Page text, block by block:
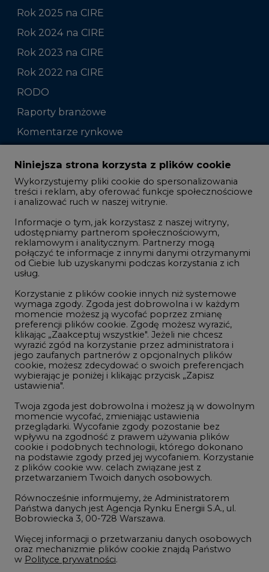
Rok 2025 na CIRE
Rok 2024 na CIRE
Rok 2023 na CIRE
Rok 2022 na CIRE
RODO
Raporty branżowe
Komentarze rynkowe
Zmiany kadrowe na rynku
Studio CIRE
Rozmowy o energetyce
Gospodarka
Geopolityka
LTE450
Innowacje i AI
Telekomunikacja i IT
Handel emisjami CO2
Wodór
Górnictwo
Atom
Fotowoltaika
Offshore wind
Zielone samorządy
Zielona gospodarka
Niniejsza strona korzysta z plików cookie
Wykorzystujemy pliki cookie do spersonalizowania
treści i reklam, aby oferować funkcje społecznościowe
i analizować ruch w naszej witrynie.
Informacje o tym, jak korzystasz z naszej witryny,
udostępniamy partnerom społecznościowym,
reklamowym i analitycznym. Partnerzy mogą
połączyć te informacje z innymi danymi otrzymanymi
od Ciebie lub uzyskanymi podczas korzystania z ich
usług.
Korzystanie z plików cookie innych niż systemowe
wymaga zgody. Zgoda jest dobrowolna i w każdym
momencie możesz ją wycofać poprzez zmianę
preferencji plików cookie. Zgodę możesz wyrazić,
klikając „Zaakceptuj wszystkie". Jeżeli nie chcesz
wyrazić zgód na korzystanie przez administratora i
jego zaufanych partnerów z opcjonalnych plików
cookie, możesz zdecydować o swoich preferencjach
wybierając je poniżej i klikając przycisk „Zapisz
ustawienia".
Twoja zgoda jest dobrowolna i możesz ją w dowolnym
momencie wycofać, zmieniając ustawienia
przeglądarki. Wycofanie zgody pozostanie bez
wpływu na zgodność z prawem używania plików
cookie i podobnych technologii, którego dokonano
na podstawie zgody przed jej wycofaniem. Korzystanie
z plików cookie ww. celach związane jest z
przetwarzaniem Twoich danych osobowych.
Równocześnie informujemy, że Administratorem
Państwa danych jest Agencja Rynku Energii S.A., ul.
Bobrowiecka 3, 00-728 Warszawa.
Więcej informacji o przetwarzaniu danych osobowych
oraz mechanizmie plików cookie znajdą Państwo
w Polityce prywatności.